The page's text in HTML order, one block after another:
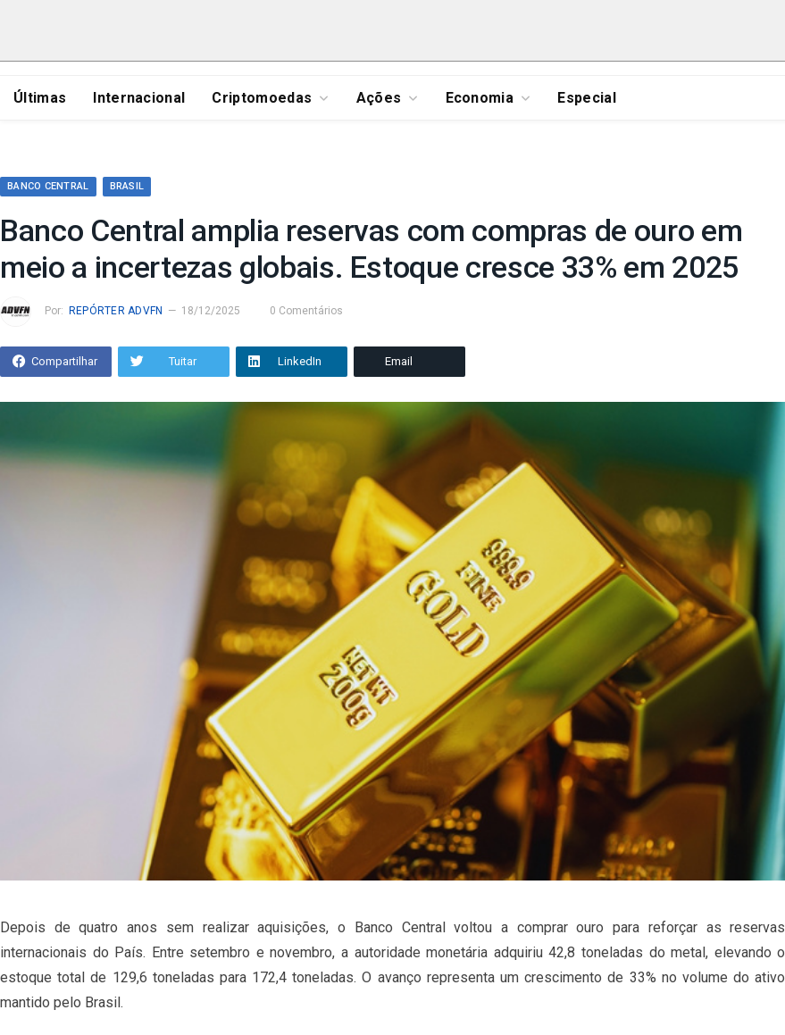
Últimas Internacional Criptomoedas Ações Economia Especial
BANCO CENTRAL BRASIL
Banco Central amplia reservas com compras de ouro em
meio a incertezas globais. Estoque cresce 33% em 2025
Por: REPÓRTER ADVFN 18/12/2025 0 Comentários
Compartilhar Tuitar LinkedIn Email
Depois de quatro anos sem realizar aquisições, o Banco Central voltou a comprar ouro para reforçar as reservas
internacionais do País. Entre setembro e novembro, a autoridade monetária adquiriu 42,8 toneladas do metal, elevando o
estoque total de 129,6 toneladas para 172,4 toneladas. O avanço representa um crescimento de 33% no volume do ativo
mantido pelo Brasil.